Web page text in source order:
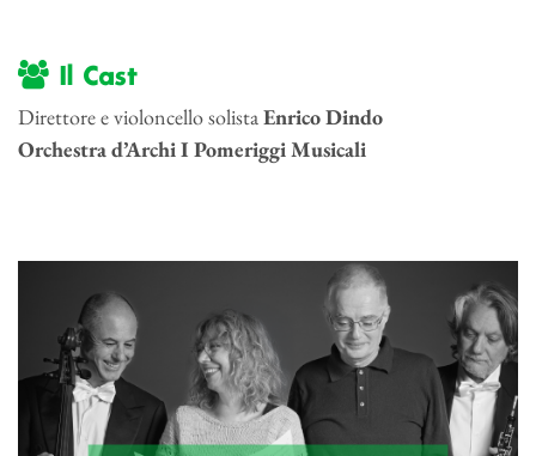
Il Cast
Direttore e violoncello solistaEnrico Dindo
Orchestra d’Archi I Pomeriggi Musicali